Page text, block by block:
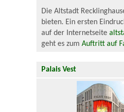
Die Altstadt
bieten. Ein ersten
auf der Internetseite
geht es zumAuftritt auf
Palais Vest